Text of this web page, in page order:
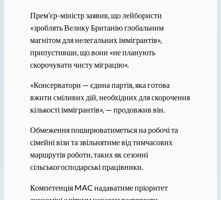
Прем’єр-міністр заявив, що лейбористи
«зроблять Велику Британію глобальним
магнітом для нелегальних іммігрантів»,
припустивши, що вони «не планують
скорочувати чисту міграцію».
«Консерватори — єдина партія, яка готова
вжити сміливих дій, необхідних для скорочення
кількості іммігрантів», — продовжив він.
Обмеження поширюватиметься на робочі та
сімейні візи та звільнятиме від тимчасових
маршрутів роботи, таких як сезонні
сільськогосподарські працівники.
Компетенція MAC надаватиме пріоритет